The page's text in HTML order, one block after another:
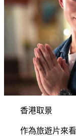
香港取景
作為旅遊片來看